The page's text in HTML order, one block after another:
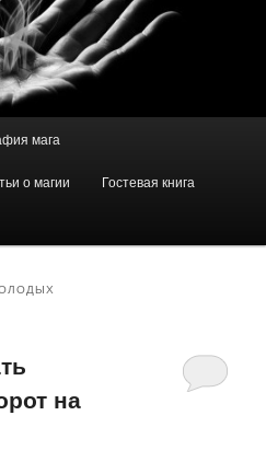
мага
о магии Гостевая книга
на